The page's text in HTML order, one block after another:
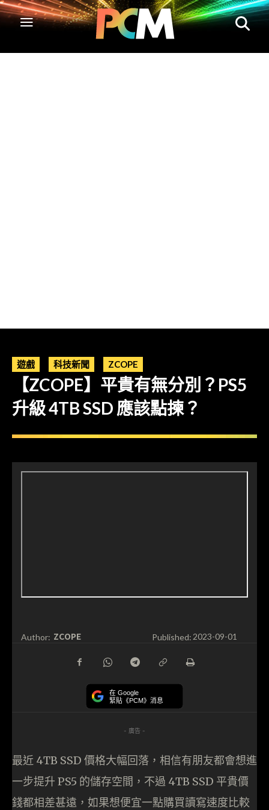
遊戲 科技新聞 ZCOPE
【ZCOPE】平貴有無分別？PS5
升級 4TB SSD 應該點揀？
Author: ZCOPE Published:2023-09-01
在 Google
緊貼《PCM》消息
- 廣告 -
最近 4TB SSD 價格大幅回落，相信有朋友都會想進
一步提升 PS5 的儲存空間，不過 4TB SSD 平貴價
錢都相差甚遠，如果想便宜一點購買讀寫速度比較